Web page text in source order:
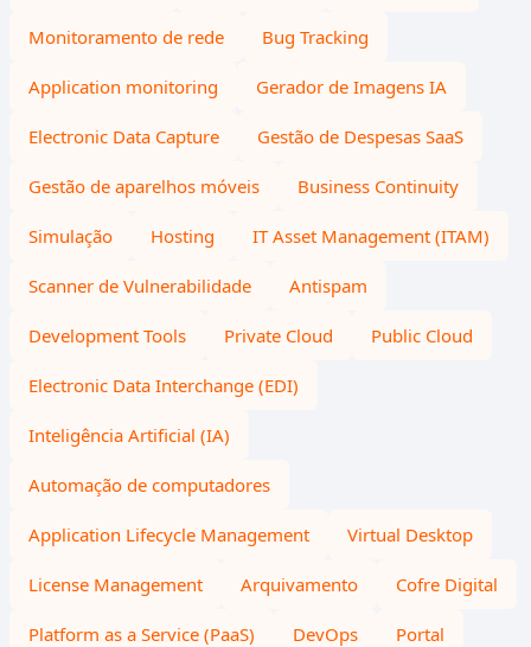
Monitoramento de rede Bug Tracking
Application monitoring Gerador de Imagens IA
Electronic Data Capture Gestão de Despesas SaaS
Gestão de aparelhos móveis Business Continuity
Simulação Hosting IT Asset Management (ITAM)
Scanner de Vulnerabilidade Antispam
Development Tools Private Cloud Public Cloud
Electronic Data Interchange (EDI)
Inteligência Artificial (IA)
Automação de computadores
Application Lifecycle Management Virtual Desktop
License Management Arquivamento Cofre Digital
Platform as a Service (PaaS) DevOps Portal